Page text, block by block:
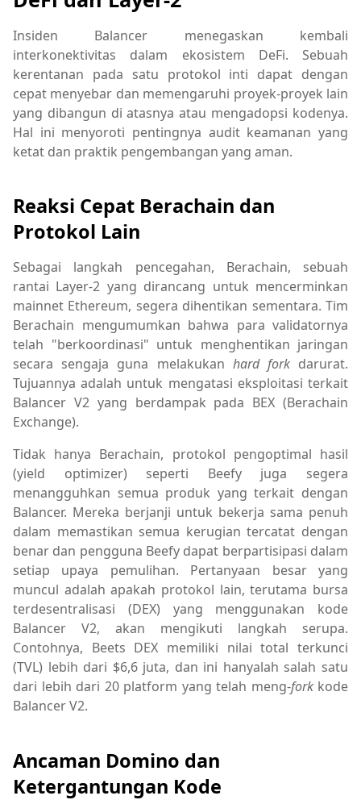
Insiden Balancer menegaskan kembali
interkonektivitas dalam ekosistem DeFi. Sebuah
kerentanan pada satu protokol inti dapat dengan
cepat menyebar dan memengaruhi proyek-proyek lain
yang dibangun di atasnya atau mengadopsi kodenya.
Hal ini menyoroti pentingnya audit keamanan yang
ketat dan praktik pengembangan yang aman.
Reaksi Cepat Berachain dan
Protokol Lain
Sebagai langkah pencegahan, Berachain, sebuah
rantai Layer-2 yang dirancang untuk mencerminkan
mainnet Ethereum, segera dihentikan sementara. Tim
Berachain mengumumkan bahwa para validatornya
telah "berkoordinasi" untuk menghentikan jaringan
secara sengaja guna melakukan hard forkdarurat.
Tujuannya adalah untuk mengatasi eksploitasi terkait
Balancer V2 yang berdampak pada BEX (Berachain
Exchange).
Tidak hanya Berachain, protokol pengoptimal hasil
(yield optimizer) seperti Beefy juga segera
menangguhkan semua produk yang terkait dengan
Balancer. Mereka berjanji untuk bekerja sama penuh
dalam memastikan semua kerugian tercatat dengan
benar dan pengguna Beefy dapat berpartisipasi dalam
setiap upaya pemulihan. Pertanyaan besar yang
muncul adalah apakah protokol lain, terutama bursa
terdesentralisasi (DEX) yang menggunakan kode
Balancer V2, akan mengikuti langkah serupa.
Contohnya, Beets DEX memiliki nilai total terkunci
(TVL) lebih dari $6,6 juta, dan ini hanyalah salah satu
dari lebih dari 20 platform yang telah meng-forkkode
Balancer V2.
Ancaman Domino dan
Ketergantungan Kode